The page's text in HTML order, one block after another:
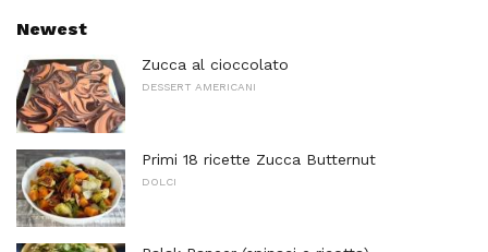
Newest
Zucca al cioccolato
DESSERT AMERICANI
Primi 18 ricette Zucca Butternut
DOLCI